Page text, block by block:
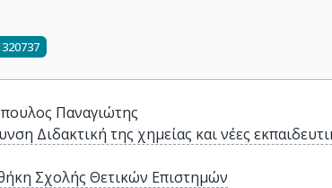
Παναγιώτης
Διδακτική της χημείας και νέες
Σχολής Θετικών Επιστημών